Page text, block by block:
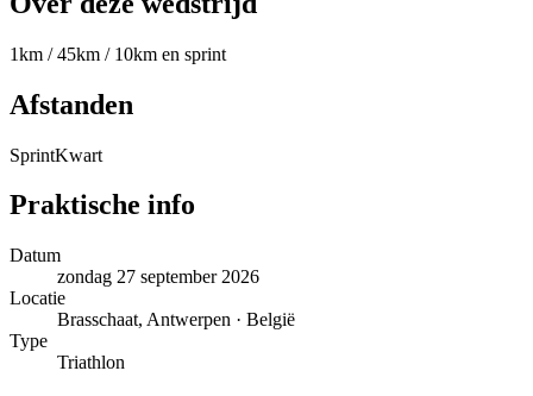
1km / 45km / 10km en sprint
Afstanden
SprintKwart
Praktische info
Datum
zondag 27 september 2026
Locatie
Brasschaat, Antwerpen · België
Type
Triathlon